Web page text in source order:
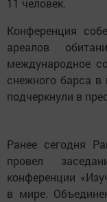
11 человек.
Конференция
ареалов
международное
снежного барса
подчеркнули в
Ранее сегодня
провел
конференции
в мире.